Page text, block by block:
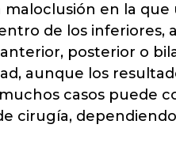
maloclusión en la
de los inferiores,
posterior o
aunque los
casos puede
cirugía,